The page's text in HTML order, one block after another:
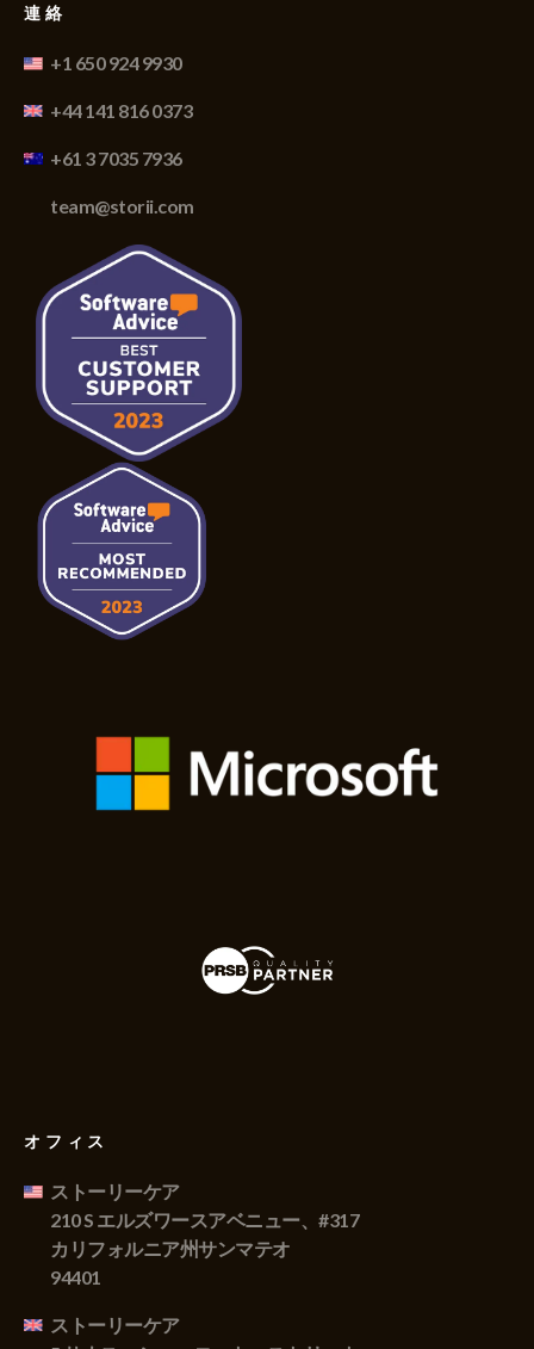
連絡
+1 650 924 9930
+44 141 816 0373
+61 3 7035 7936
team@storii.com
オフィス
ストーリーケア
210 S エルズワースアベニュー、#317
カリフォルニア州サンマテオ
94401
ストーリーケア